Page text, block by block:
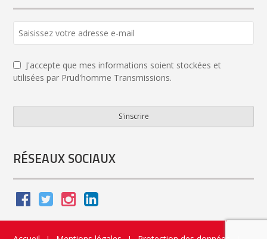
Address *
J'accepte que mes informations soient stockées et
utilisées par Prud'homme Transmissions.
S'inscrire
RÉSEAUX SOCIAUX